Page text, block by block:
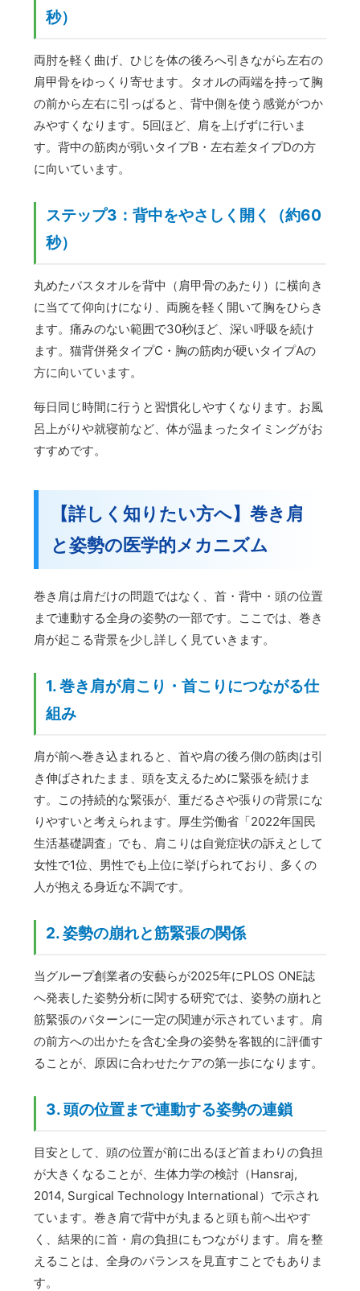
秒）
両肘を軽く曲げ、ひじを体の後ろへ引きながら左右の
肩甲骨をゆっくり寄せます。タオルの両端を持って胸
の前から左右に引っぱると、背中側を使う感覚がつか
みやすくなります。5回ほど、肩を上げずに行いま
す。背中の筋肉が弱いタイプB・左右差タイプDの方
に向いています。
ステップ3：背中をやさしく開く（約60
秒）
丸めたバスタオルを背中（肩甲骨のあたり）に横向き
に当てて仰向けになり、両腕を軽く開いて胸をひらき
ます。痛みのない範囲で30秒ほど、深い呼吸を続け
ます。猫背併発タイプC・胸の筋肉が硬いタイプAの
方に向いています。
毎日同じ時間に行うと習慣化しやすくなります。お風
呂上がりや就寝前など、体が温まったタイミングがお
すすめです。
【詳しく知りたい方へ】巻き肩
と姿勢の医学的メカニズム
巻き肩は肩だけの問題ではなく、首・背中・頭の位置
まで連動する全身の姿勢の一部です。ここでは、巻き
肩が起こる背景を少し詳しく見ていきます。
1. 巻き肩が肩こり・首こりにつながる仕
組み
肩が前へ巻き込まれると、首や肩の後ろ側の筋肉は引
き伸ばされたまま、頭を支えるために緊張を続けま
す。この持続的な緊張が、重だるさや張りの背景にな
りやすいと考えられます。厚生労働省「2022年国民
生活基礎調査」でも、肩こりは自覚症状の訴えとして
女性で1位、男性でも上位に挙げられており、多くの
人が抱える身近な不調です。
2. 姿勢の崩れと筋緊張の関係
当グループ創業者の安藝らが2025年にPLOS ONE誌
へ発表した姿勢分析に関する研究では、姿勢の崩れと
筋緊張のパターンに一定の関連が示されています。肩
の前方への出かたを含む全身の姿勢を客観的に評価す
ることが、原因に合わせたケアの第一歩になります。
3. 頭の位置まで連動する姿勢の連鎖
目安として、頭の位置が前に出るほど首まわりの負担
が大きくなることが、生体力学の検討（Hansraj,
2014, Surgical Technology International）で示され
ています。巻き肩で背中が丸まると頭も前へ出やす
く、結果的に首・肩の負担にもつながります。肩を整
えることは、全身のバランスを見直すことでもありま
す。